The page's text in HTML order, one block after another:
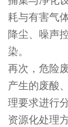
耗与有害气
降尘、噪声
染。
再次，危险
产生的废酸
理要求进行
资源化处理